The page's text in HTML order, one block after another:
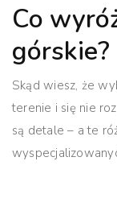
Co
górskie?
Skąd wiesz, że
terenie i się nie
są detale – a te